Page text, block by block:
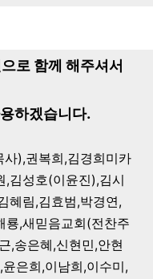
로 함께 해주셔서
하겠습니다.
),권복희,김경희미카
,김성호(이윤진),김시
혜림,김효범,박경연,
룡,새믿음교회(전찬주
,송은혜,신현민,안현
은희,이남희,이수미,